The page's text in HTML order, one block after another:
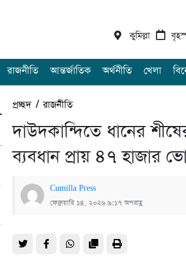
কুমিল্লা
রাজনীতি আন্তর্জাতিক অর্থনীতি খেলা
প্রচ্ছদ/রাজনীতি
দাউদকান্দিতে ধানের
ব্যবধান প্রায় ৪৭ হাজার
Cumilla Press
ফেব্রুয়ারি ১৪, ২০২৬ ৯:১৭ অপরাহ্ণ